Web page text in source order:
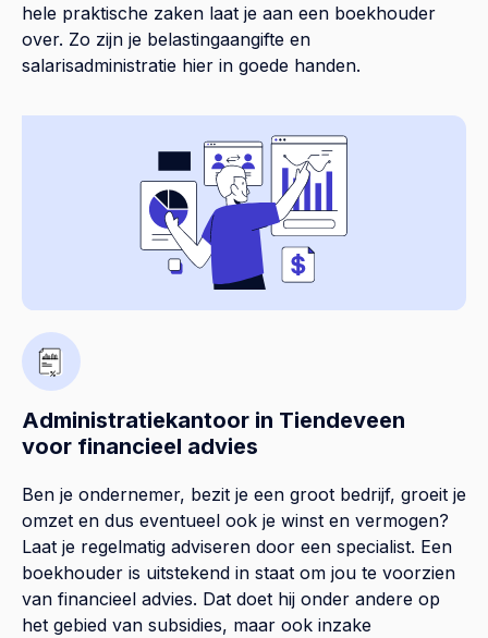
hele praktische zaken laat je aan een boekhouder
over. Zo zijn je belastingaangifte en
salarisadministratie hier in goede handen.
Administratiekantoor in Tiendeveen
voor financieel advies
Ben je ondernemer, bezit je een groot bedrijf, groeit je
omzet en dus eventueel ook je winst en vermogen?
Laat je regelmatig adviseren door een specialist. Een
boekhouder is uitstekend in staat om jou te voorzien
van financieel advies. Dat doet hij onder andere op
het gebied van subsidies, maar ook inzake